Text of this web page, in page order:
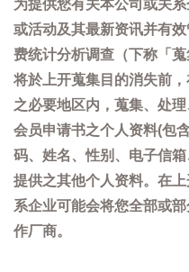
为提供您有关本公司或关
或活动及其最新资讯并有
费统计分析调查（下称「
将於上开蒐集目的消失前
之必要地区内，蒐集、处
会员申请书之个人资料(包
码、姓名、性别、电子信
提供之其他个人资料。在
系企业可能会将您全部或
作厂商。